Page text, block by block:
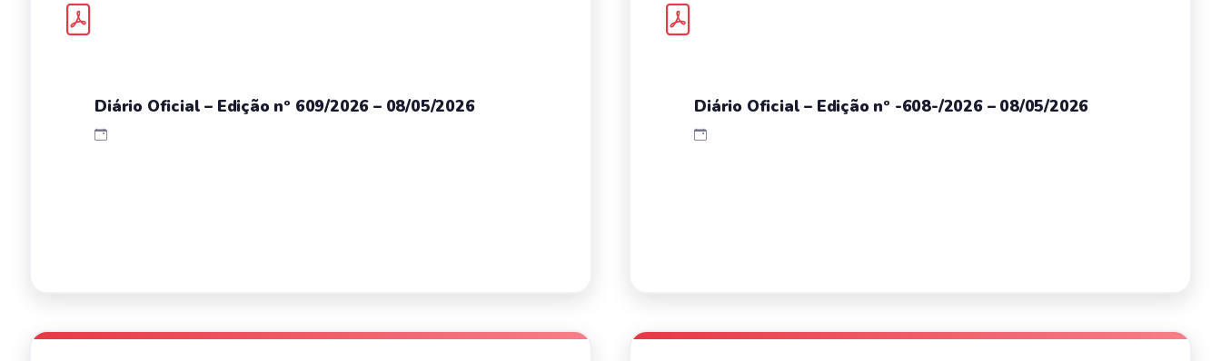
Diário Oficial – Edição nº 609/2026 – 08/05/2026 Diário Oficial – Edição nº -608-/2026 – 08/05/2026